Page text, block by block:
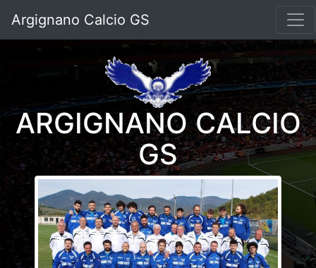
Argignano Calcio GS
ARGIGNANO CALCIO
GS